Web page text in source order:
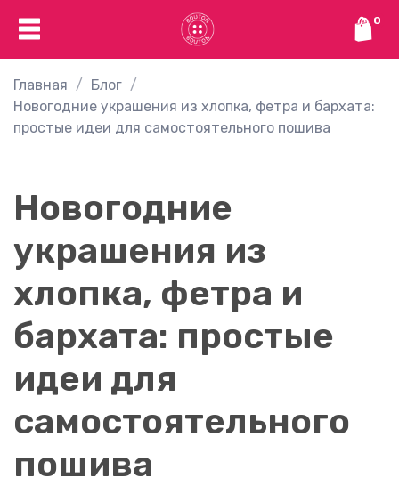
0
Главная
Блог
Новогодние украшения из хлопка, фетра и бархата:
простые идеи для самостоятельного пошива
Новогодние
украшения из
хлопка, фетра и
бархата: простые
идеи для
самостоятельного
пошива